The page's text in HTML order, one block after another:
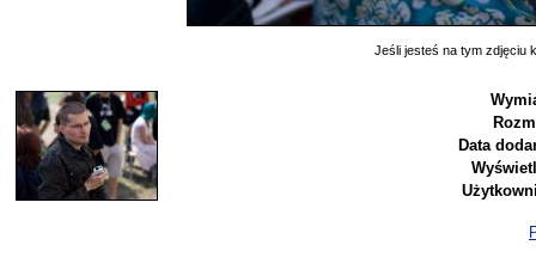
Jeśli jesteś na tym zdjęciu
Data